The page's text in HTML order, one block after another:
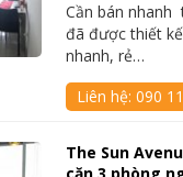
Cần bán nhanh
đã được thiết
nhanh, rẻ…
Liên hệ:090
The Sun